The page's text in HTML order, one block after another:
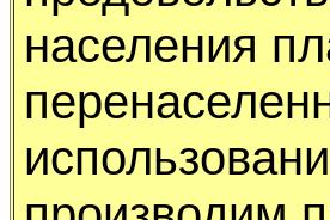
населения